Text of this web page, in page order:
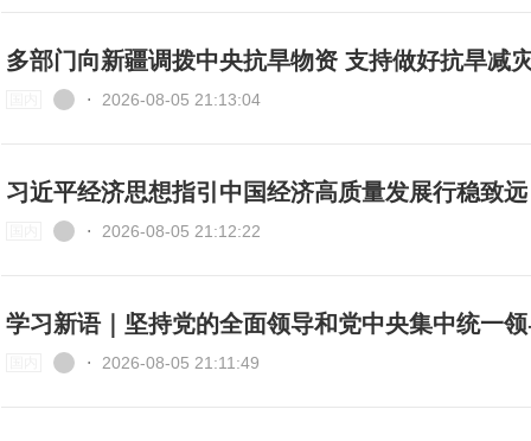
多部门向新疆调拨中央抗旱物资 支持做好抗旱减
⋅ 2026-08-05 21:13:04
习近平经济思想指引中国经济高质量发展行稳致远
⋅ 2026-08-05 21:12:22
学习新语｜坚持党的全面领导和党中央集中统一
⋅ 2026-08-05 21:11:49